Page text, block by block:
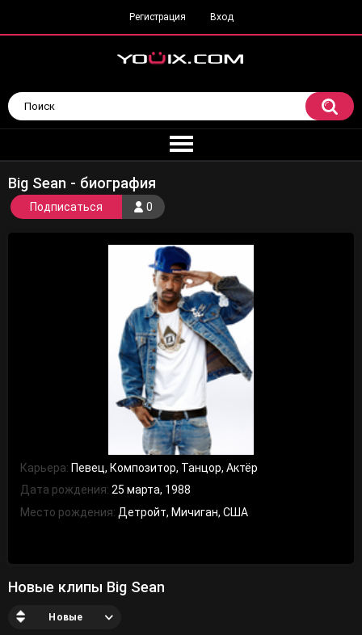
Регистрация Вход
Big Sean - биография
0
Подписаться
Карьера: Певец, Композитор, Танцор, Актёр
Дата рождения:25 марта, 1988
Место рождения: Детройт, Мичиган, США
Новые клипы Big Sean
Новые